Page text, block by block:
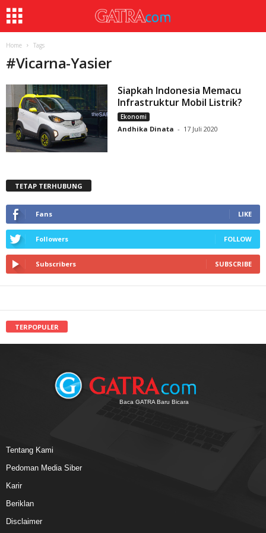
Home Tags
#Vicarna-Yasier
Siapkah Indonesia Memacu
Infrastruktur Mobil Listrik?
Ekonomi
Andhika Dinata - 17 Juli 2020
TETAP TERHUBUNG
Fans LIKE
Followers FOLLOW
Subscribers SUBSCRIBE
TERPOPULER
Baca GATRA Baru Bicara
Tentang Kami
Pedoman Media Siber
Karir
Beriklan
Disclaimer